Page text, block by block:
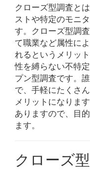
クローズ型調査と
ストや特定のモニ
す。クローズ型調
て職業など属性に
れるというメリッ
性を縛らない不特
プン型調査です。
で、手軽にたくさ
メリットになりま
ありますので、目
ます。
クローズ